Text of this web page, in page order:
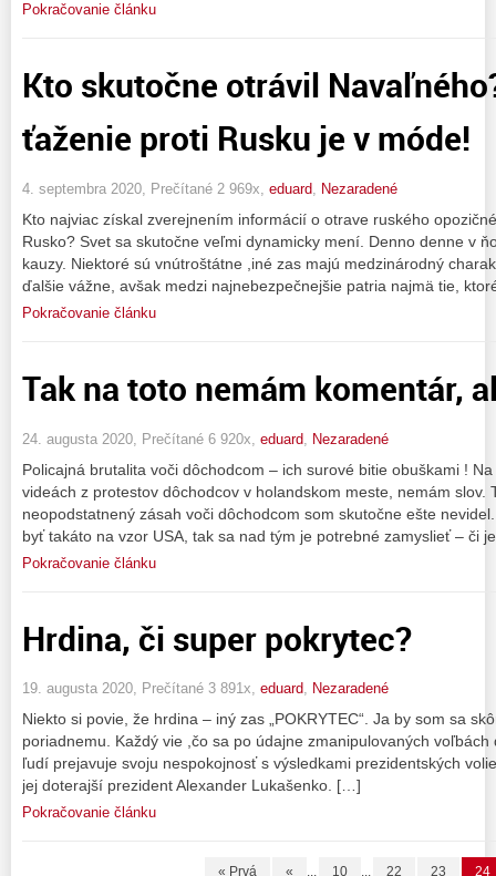
Pokračovanie článku
Kto skutočne otrávil
ťaženie proti Rusku je v móde!
4. septembra 2020, Prečítané 2 969x, eduard Nezaradené
Kto najviac získal zverejnením informácií o otrave ruského
Rusko? Svet sa skutočne veľmi dynamicky mení. Denno denne v
kauzy. Niektoré sú vnútroštátne ,iné zas majú medzinárodný
ďalšie vážne, avšak medzi najnebezpečnejšie patria najmä tie,
Pokračovanie článku
Tak na toto nemám komentár,
24. augusta 2020, Prečítané 6 920x, eduard Nezaradené
Policajná brutalita voči dôchodcom – ich surové bitie obuškami !
videách z protestov dôchodcov v holandskom meste, nemám slov.
neopodstatnený zásah voči dôchodcom som skutočne ešte
byť takáto na vzor USA, tak sa nad tým je potrebné zamyslieť – či
Pokračovanie článku
Hrdina, či super pokrytec?
19. augusta 2020, Prečítané 3 891x, eduard, Nezaradené
Niekto si povie, že hrdina – iný zas „POKRYTEC“. Ja by som sa
poriadnemu. Každý vie ,čo sa po údajne zmanipulovaných
ľudí prejavuje svoju nespokojnosť s výsledkami prezidentských
jej doterajší prezident Alexander Lukašenko. […]
Pokračovanie článku
« Prvá « ... 10 ... 22 23 24